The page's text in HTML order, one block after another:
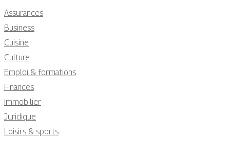
Assurances
Business
Cuisine
Culture
Emploi & formations
Finances
Immobilier
Juridique
Loisirs & sports